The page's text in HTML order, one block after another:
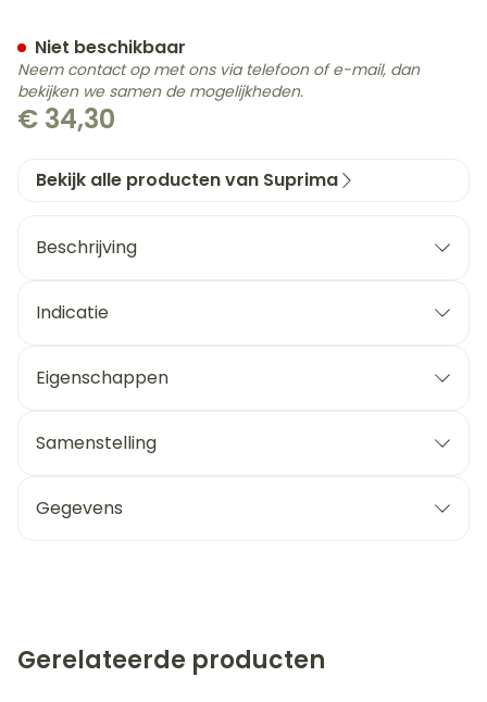
€ 34,30
Niet beschikbaar
Neem contact op met ons via telefoon of e-mail, dan
bekijken we samen de mogelijkheden.
Bekijk alle producten van Suprima
Beschrijving
Indicatie
Eigenschappen
Samenstelling
Gegevens
Gerelateerde producten